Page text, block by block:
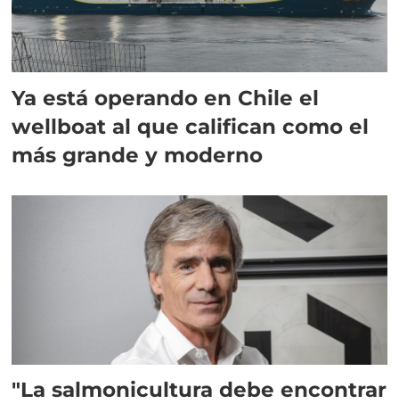
Ya está operando en Chile el
wellboat al que califican como el
más grande y moderno
"La salmonicultura debe encontrar